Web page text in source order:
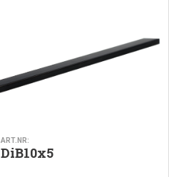
ART.NR:
DiB10x5